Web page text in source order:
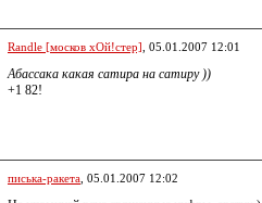
Randle [москов хОй!стер] , 05.01.2007 12:01
Абассака какая сатира на сатиру ))
+1 82!
писька-ракета , 05.01.2007 12:02